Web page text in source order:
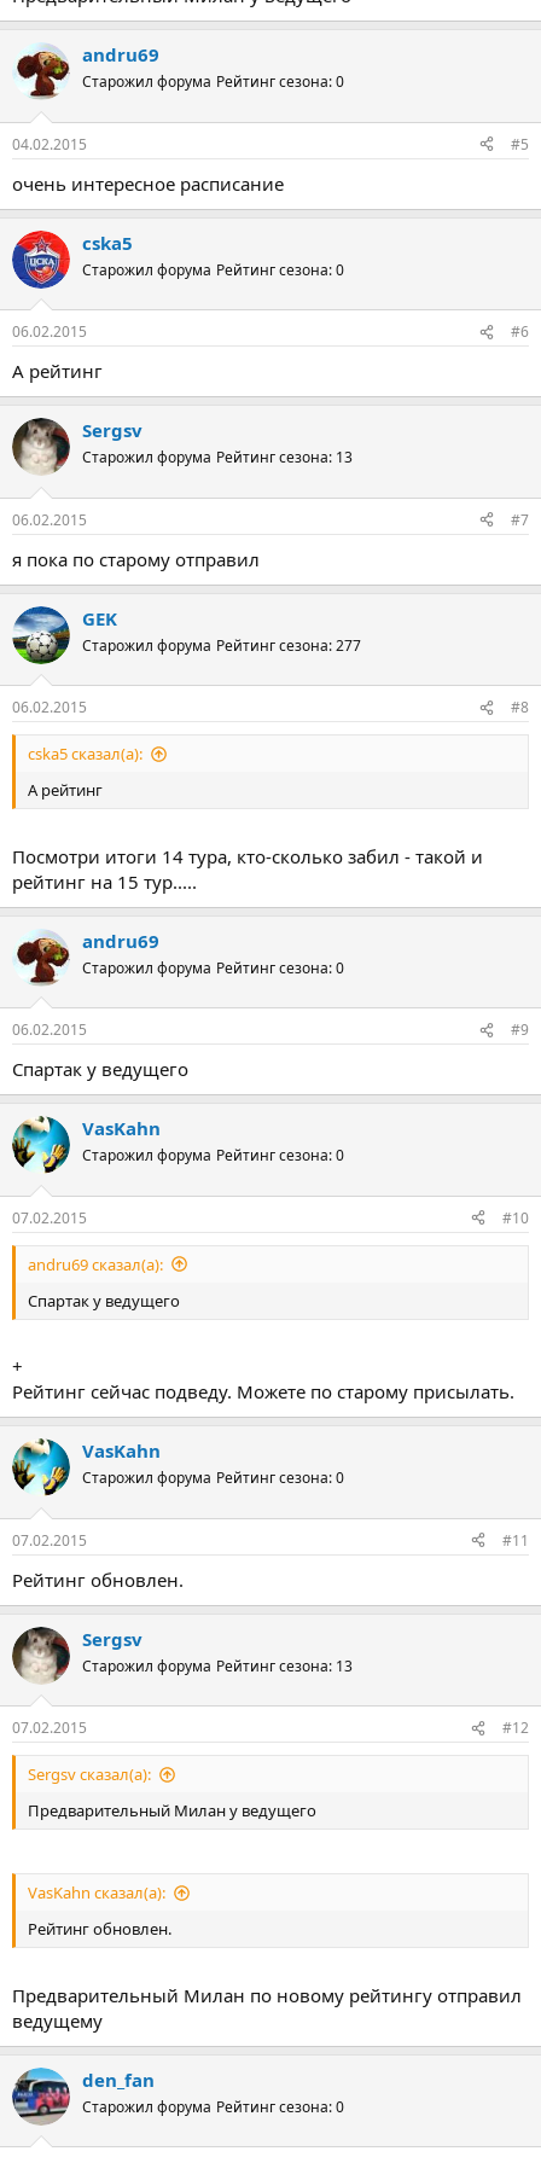
andru69
Старожил форума Рейтинг сезона: 0
04.02.2015 #5
очень интересное расписание
cska5
Старожил форума Рейтинг сезона: 0
06.02.2015 #6
А рейтинг
Sergsv
Старожил форума Рейтинг сезона: 13
06.02.2015 #7
я пока по старому отправил
GEK
Старожил форума Рейтинг сезона: 277
06.02.2015 #8
cska5 сказал(а):
А рейтинг
Посмотри итоги 14 тура, кто-сколько забил - такой и
рейтинг на 15 тур.....
andru69
Старожил форума Рейтинг сезона: 0
06.02.2015 #9
Спартак у ведущего
VasKahn
Старожил форума Рейтинг сезона: 0
07.02.2015 #10
andru69 сказал(а):
Спартак у ведущего
+
Рейтинг сейчас подведу. Можете по старому присылать.
VasKahn
Старожил форума Рейтинг сезона: 0
07.02.2015 #11
Рейтинг обновлен.
Sergsv
Старожил форума Рейтинг сезона: 13
07.02.2015 #12
Sergsv сказал(а):
Предварительный Милан у ведущего
VasKahn сказал(а):
Рейтинг обновлен.
Предварительный Милан по новому рейтингу отправил
ведущему
den_fan
Старожил форума Рейтинг сезона: 0